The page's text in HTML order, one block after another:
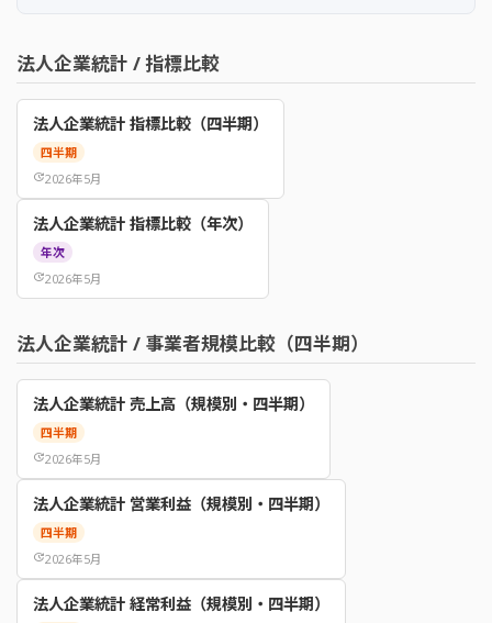
法人企業統計 / 指標比較
法人企業統計 指標比較（四半期）
四半期
update2026年5月
法人企業統計 指標比較（年次）
年次
update2026年5月
法人企業統計 / 事業者規模比較（四半期）
法人企業統計 売上高（規模別・四半期）
四半期
update2026年5月
法人企業統計 営業利益（規模別・四半期）
四半期
update2026年5月
法人企業統計 経常利益（規模別・四半期）